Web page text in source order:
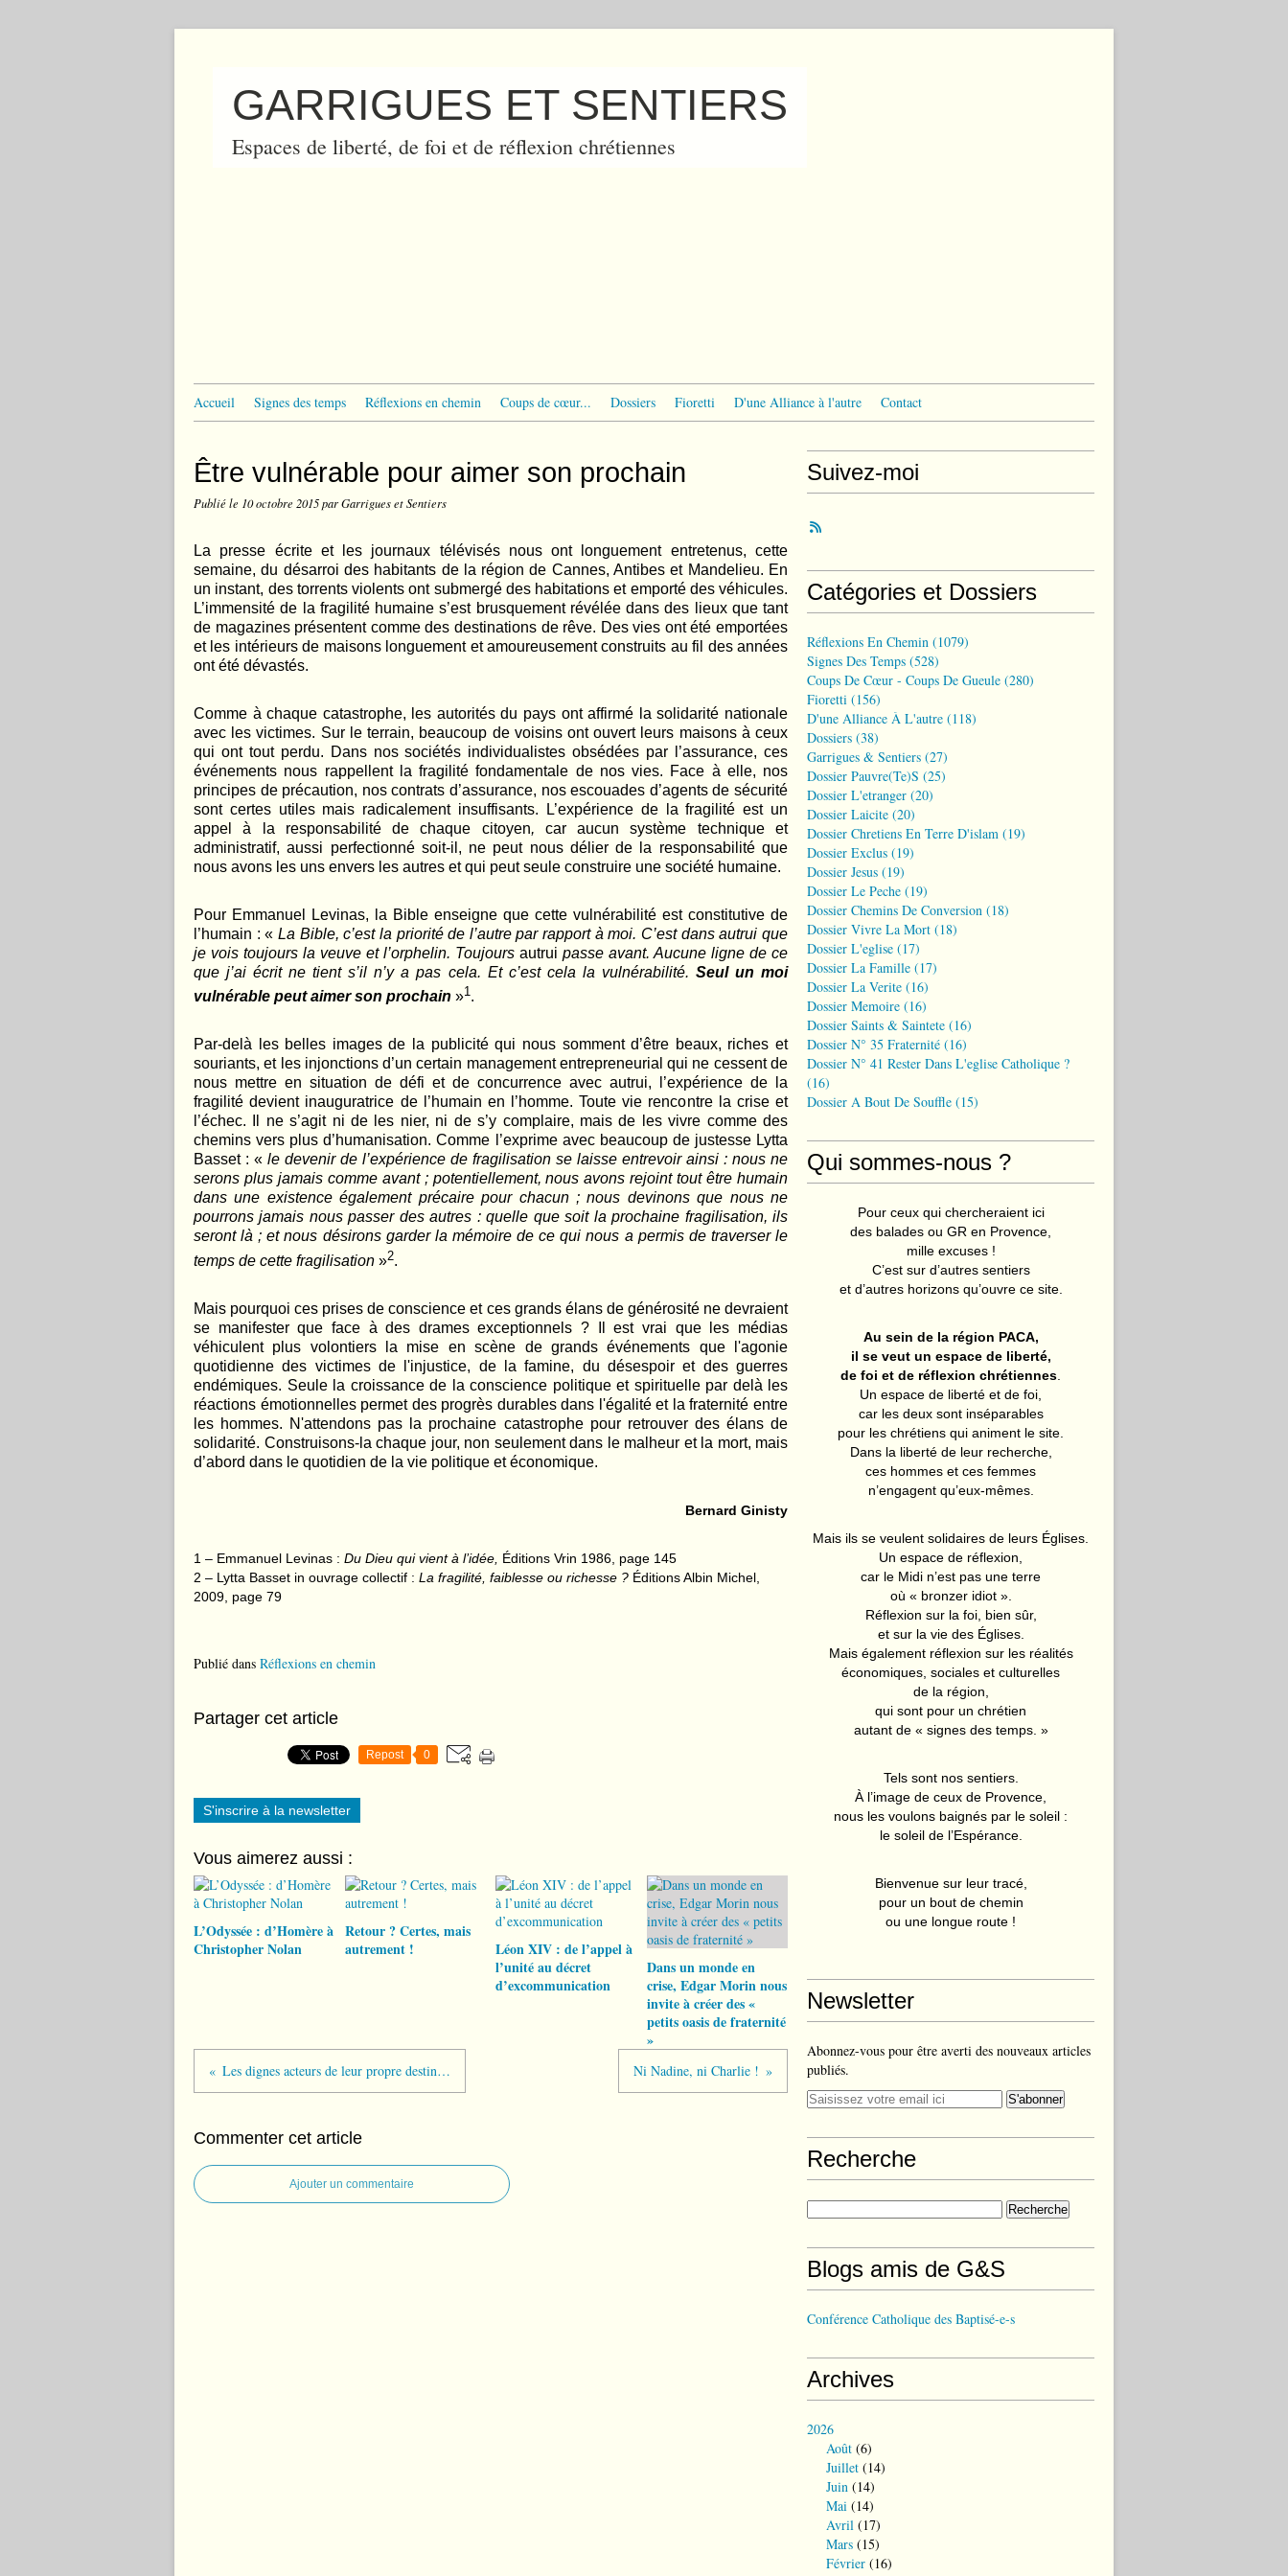
GARRIGUES ET SENTIERS
Espaces de liberté, de foi et de réflexion chrétiennes
Accueil Signes des temps Réflexions en chemin Coups de cœur... Dossiers Fioretti D'une Alliance à l'autre Contact
Être vulnérable pour aimer son prochain
Publié le 10 octobre 2015par Garrigues et Sentiers
La presse écrite et les journaux télévisés nous ont longuement entretenus, cette
semaine, du désarroi des habitants de la région de Cannes, Antibes et Mandelieu. En
un instant, des torrents violents ont submergé des habitations et emporté des véhicules.
L’immensité de la fragilité humaine s’est brusquement révélée dans des lieux que tant
de magazines présentent comme des destinations de rêve. Des vies ont été emportées
et les intérieurs de maisons longuement et amoureusement construits au fil des années
ont été dévastés.
Comme à chaque catastrophe, les autorités du pays ont affirmé la solidarité nationale
avec les victimes. Sur le terrain, beaucoup de voisins ont ouvert leurs maisons à ceux
qui ont tout perdu. Dans nos sociétés individualistes obsédées par l’assurance, ces
événements nous rappellent la fragilité fondamentale de nos vies. Face à elle, nos
principes de précaution, nos contrats d’assurance, nos escouades d’agents de sécurité
sont certes utiles mais radicalement insuffisants. L’expérience de la fragilité est un
appel à la responsabilité de chaque citoyen, car aucun système technique et
administratif, aussi perfectionné soit-il, ne peut nous délier de la responsabilité que
nous avons les uns envers les autres et qui peut seule construire une société humaine.
Pour Emmanuel Levinas, la Bible enseigne que cette vulnérabilité est constitutive de
l’humain : « La Bible, c’est la priorité de l’autre par rapport à moi. C’est dans autrui que
je vois toujours la veuve et l’orphelin. Toujours autrui passe avant. Aucune ligne de ce
que j’ai écrit ne tient s’il n’y a pas cela. Et c’est cela la vulnérabilité. Seul un moi
vulnérable peut aimer son prochain »1.
Par-delà les belles images de la publicité qui nous somment d’être beaux, riches et
souriants, et les injonctions d’un certain management entrepreneurial qui ne cessent de
nous mettre en situation de défi et de concurrence avec autrui, l’expérience de la
fragilité devient inauguratrice de l’humain en l’homme. Toute vie rencontre la crise et
l’échec. Il ne s’agit ni de les nier, ni de s’y complaire, mais de les vivre comme des
chemins vers plus d’humanisation. Comme l’exprime avec beaucoup de justesse Lytta
Basset : « le devenir de l’expérience de fragilisation se laisse entrevoir ainsi : nous ne
serons plus jamais comme avant ; potentiellement, nous avons rejoint tout être humain
dans une existence également précaire pour chacun ; nous devinons que nous ne
pourrons jamais nous passer des autres : quelle que soit la prochaine fragilisation, ils
seront là ; et nous désirons garder la mémoire de ce qui nous a permis de traverser le
temps de cette fragilisation »2.
Mais pourquoi ces prises de conscience et ces grands élans de générosité ne devraient
se manifester que face à des drames exceptionnels ? Il est vrai que les médias
véhiculent plus volontiers la mise en scène de grands événements que l'agonie
quotidienne des victimes de l'injustice, de la famine, du désespoir et des guerres
endémiques. Seule la croissance de la conscience politique et spirituelle par delà les
réactions émotionnelles permet des progrès durables dans l'égalité et la fraternité entre
les hommes. N'attendons pas la prochaine catastrophe pour retrouver des élans de
solidarité. Construisons-la chaque jour, non seulement dans le malheur et la mort, mais
d’abord dans le quotidien de la vie politique et économique.
Bernard Ginisty
1 – Emmanuel Levinas : Du Dieu qui vient à l’idée, Éditions Vrin 1986, page 145
2 – Lytta Basset in ouvrage collectif : La fragilité, faiblesse ou richesse ? Éditions Albin Michel,
2009, page 79
Publié dans Réflexions en chemin
Partager cet article
Repost 0
S'inscrire à la newsletter
Vous aimerez aussi :
L’Odyssée : d’Homère à
Christopher Nolan
Retour ? Certes, mais
autrement !
Léon XIV : de l’appel à
l’unité au décret
d’excommunication
Dans un monde en
crise, Edgar Morin nous
invite à créer des «
petits oasis de fraternité
»
Les dignes acteurs de leur propre destin… Ni Nadine, ni Charlie !
Commenter cet article
Ajouter un commentaire
Suivez-moi
Catégories et Dossiers
Réflexions En Chemin (1079)
Signes Des Temps (528)
Coups De Cœur - Coups De Gueule (280)
Fioretti (156)
D'une Alliance À L'autre (118)
Dossiers (38)
Garrigues & Sentiers (27)
Dossier Pauvre(te)s (25)
Dossier L'etranger (20)
Dossier Laicite (20)
Dossier Chretiens En Terre D'islam (19)
Dossier Exclus (19)
Dossier Jesus (19)
Dossier Le Peche (19)
Dossier Chemins De Conversion (18)
Dossier Vivre La Mort (18)
Dossier L'eglise (17)
Dossier La Famille (17)
Dossier La Verite (16)
Dossier Memoire (16)
Dossier Saints & Saintete (16)
Dossier N° 35 Fraternité (16)
Dossier N° 41 Rester Dans L'eglise Catholique ?
(16)
Dossier A Bout De Souffle (15)
Qui sommes-nous ?
Pour ceux qui chercheraient ici
des balades ou GR en Provence,
mille excuses !
C’est sur d’autres sentiers
et d’autres horizons qu’ouvre ce site.
Au sein de la région PACA,
il se veut un espace de liberté,
de foi et de réflexion chrétiennes
Un espace de liberté et de foi,
car les deux sont inséparables
pour les chrétiens qui animent le site.
Dans la liberté de leur recherche,
ces hommes et ces femmes
n’engagent qu’eux-mêmes.
Mais ils se veulent solidaires de leurs Églises.
Un espace de réflexion,
car le Midi n’est pas une terre
où « bronzer idiot ».
Réflexion sur la foi, bien sûr,
et sur la vie des Églises.
Mais également réflexion sur les réalités
économiques, sociales et culturelles
de la région,
qui sont pour un chrétien
autant de « signes des temps. »
Tels sont nos sentiers.
À l’image de ceux de Provence,
nous les voulons baignés par le soleil :
le soleil de l’Espérance.
Bienvenue sur leur tracé,
pour un bout de chemin
ou une longue route !
Newsletter
Abonnez-vous pour être averti des nouveaux articles
publiés.
Recherche
Blogs amis de G&S
Conférence Catholique des Baptisé-e-s
Archives
2026
Août (6)
Juillet (14)
Juin (14)
Mai (14)
Avril (17)
Mars (15)
Février (16)